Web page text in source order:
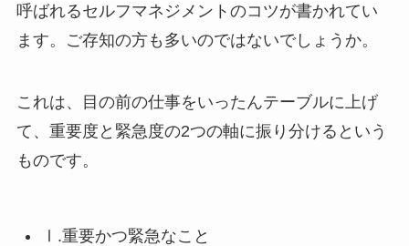
呼ばれるセルフマネジメントのコツが書かれてい
ます。ご存知の方も多いのではないでしょうか。
これは、目の前の仕事をいったんテーブルに上げ
て、重要度と緊急度の2つの軸に振り分けるという
ものです。
Ⅰ.重要かつ緊急なこと